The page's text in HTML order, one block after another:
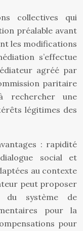
collectives qui
préalable avant
les modifications
s’effectue
agréé par
paritaire
rechercher une
légitimes des
: rapidité
social et
au contexte
peut proposer
du système de
pour la
pour